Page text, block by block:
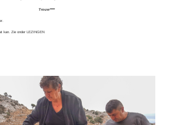
Trouw****
kan. Zie onderLEZINGEN